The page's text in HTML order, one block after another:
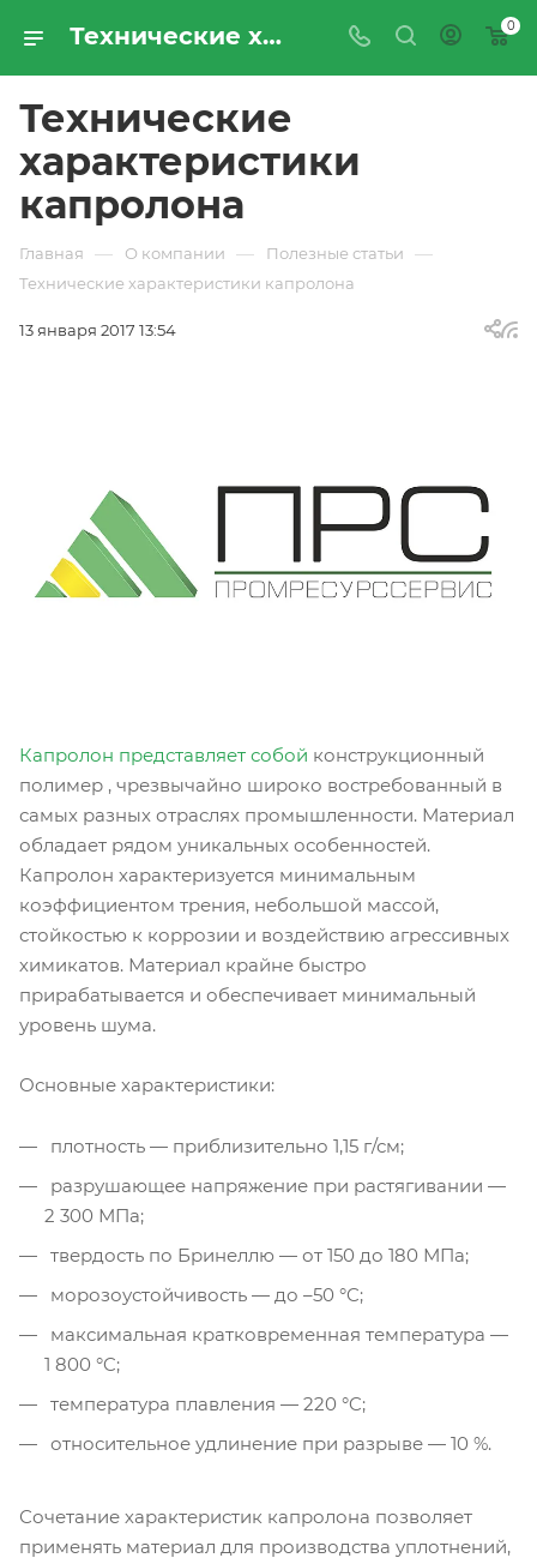
Технические характеристики капролона | Статьи от ООО «Промресурссервис» 0
Технические
характеристики
капролона
Главная — О компании — Полезные статьи —
Технические характеристики капролона
13 января 2017 13:54
Капролон представляет собой конструкционный
полимер , чрезвычайно широко востребованный в
самых разных отраслях промышленности. Материал
обладает рядом уникальных особенностей.
Капролон характеризуется минимальным
коэффициентом трения, небольшой массой,
стойкостью к коррозии и воздействию агрессивных
химикатов. Материал крайне быстро
прирабатывается и обеспечивает минимальный
уровень шума.
Основные характеристики:
плотность — приблизительно 1,15 г/см;
разрушающее напряжение при растягивании —
2 300 МПа;
твердость по Бринеллю — от 150 до 180 МПа;
морозоустойчивость — до –50 °C;
максимальная кратковременная температура —
1 800 °C;
температура плавления — 220 °C;
относительное удлинение при разрыве — 10 %.
Сочетание характеристик капролона позволяет
применять материал для производства уплотнений,